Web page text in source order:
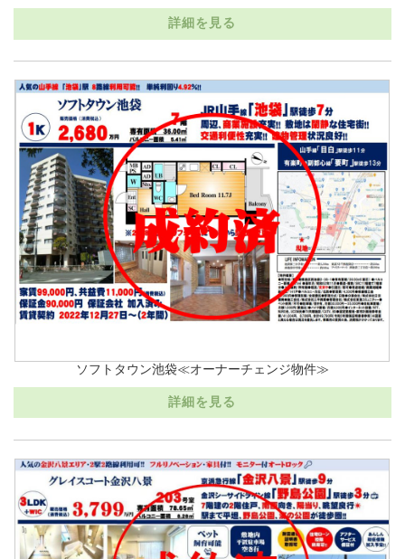
詳細を見る
ソフトタウン池袋≪オーナーチェンジ物件≫
詳細を見る